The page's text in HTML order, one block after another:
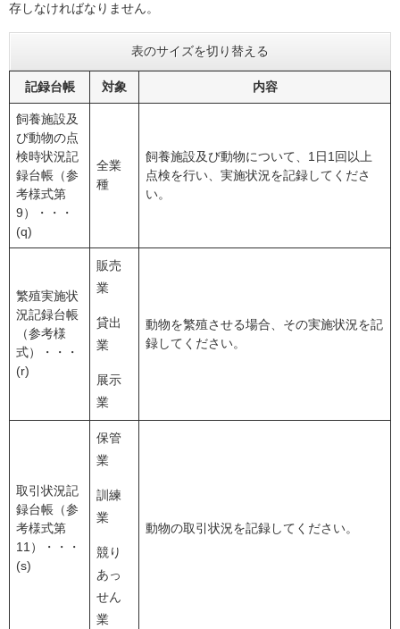
存しなければなりません。
表のサイズを切り替える
記録台帳 対象 内容
飼養施設及
び動物の点
検時状況記
録台帳（参
考様式第
9）・・・
(q)
全業
種
飼養施設及び動物について、1日1回以上
点検を行い、実施状況を記録してくださ
い。
繁殖実施状
況記録台帳
（参考様
式）・・・
(r)
販売
業
貸出
業
展示
業
動物を繁殖させる場合、その実施状況を記
録してください。
取引状況記
録台帳（参
考様式第
11）・・・
(s)
保管
業
訓練
業
競り
あっ
せん
業
動物の取引状況を記録してください。